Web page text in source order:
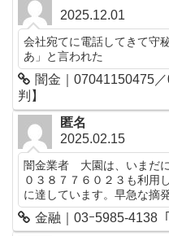
2025.12.01
会社宛てに電話してきて守
あ」と言われた
闇金｜07041150475
判】
匿名
2025.02.15
闇金業者 大園は、いまだ
０３８７７６０２３も利用
に達しています。早急な摘
金融｜03ｰ5985-4138